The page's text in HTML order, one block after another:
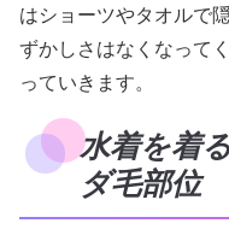
はショーツやタオルで
ずかしさはなくなって
っていきます。
水着を着
ダ毛部位